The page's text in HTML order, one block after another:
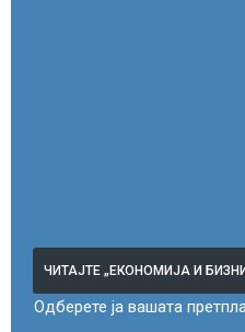
ЧИТАЈТЕ „ЕКОНОМИЈА И
Одберете ја вашата